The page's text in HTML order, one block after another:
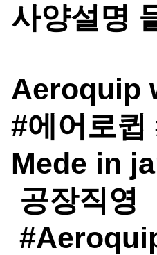
사양설명
Aeroquip
#에어로
Mede in
공장직영